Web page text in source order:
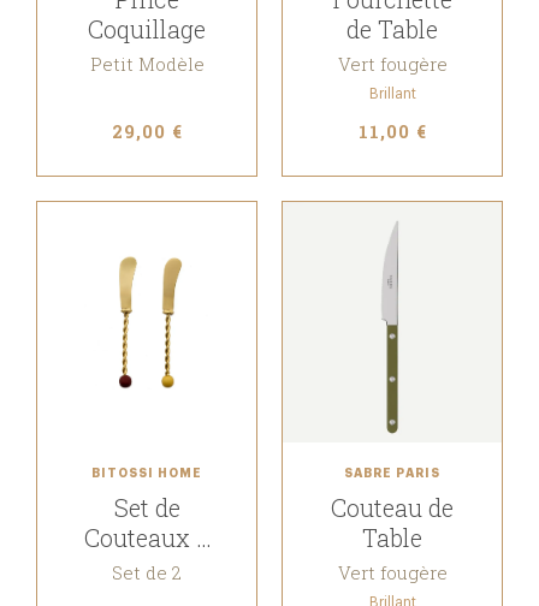
Coquillage
Petit Modèle
29,00 €
de Table
Vert fougère
Brillant
11,00 €
BITOSSI HOME
Set de
Couteaux à
Beurre
Set de 2
SABRE PARIS
Couteau de
Table
Vert fougère
Brillant